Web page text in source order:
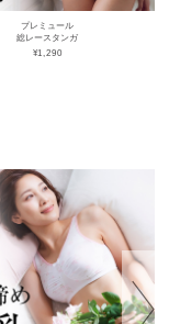
プレミュール
総レースタンガ
¥1,290